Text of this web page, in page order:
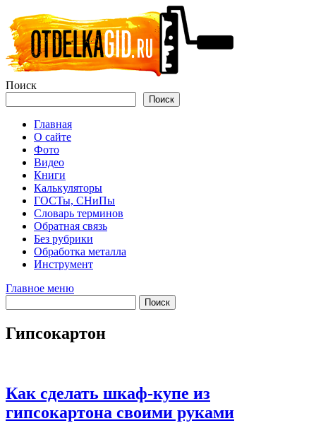
Перейти
к
содержимому
Поиск
Поиск
Главная
О сайте
Фото
Видео
Книги
Калькуляторы
ГОСТы, СНиПы
Словарь терминов
Обратная связь
Без рубрики
Обработка металла
Инструмент
Главное меню
Гипсокартон
Как сделать шкаф-купе из
гипсокартона своими руками